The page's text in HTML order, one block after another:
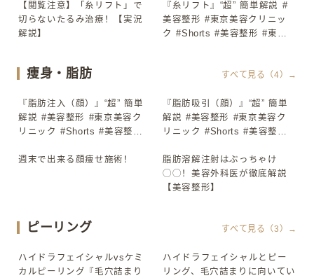
▶
【閲覧注意】「糸リフト」で
切らないたるみ治療！【実況
解説】
▶
『糸リフト』“超” 簡単解説 #
美容整形 #東京美容クリニッ
ク #Shorts #美容整形 #東京
痩身・脂肪 すべて見る（4）→
▶
『脂肪注入（顔）』“超” 簡単
解説 #美容整形 #東京美容ク
リニック #Shorts #美容整形
▶
『脂肪吸引（顔）』“超” 簡単
解説 #美容整形 #東京美容ク
リニック #Shorts #美容整形
▶
週末で出来る顔痩せ施術！ ▶
脂肪溶解注射はぶっちゃけ
◯◯！美容外科医が徹底解説
【美容整形】
ピーリング すべて見る（3）→
▶
ハイドラフェイシャルvsケミ
カルピーリング『毛穴詰まり
▶
ハイドラフェイシャルとピー
リング、毛穴詰まりに向いてい